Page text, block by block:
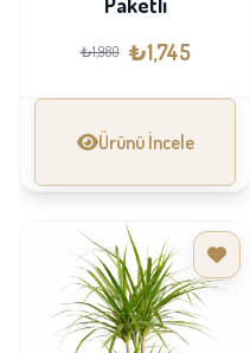
₺1,980 ₺1,745
Ürünü İncele